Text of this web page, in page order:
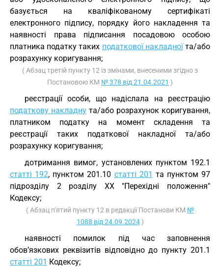
базується на кваліфікованому сертифікаті
електронного підпису, порядку його накладення та
наявності права підписання посадовою особою
платника податку таких податкової накладноїта/або
розрахунку коригування;
( Абзац третій пункту 12 із змінами, внесеними згідно з
Постановою КМ № 378 від 21.04.2021 )
реєстрації особи, що надіслала на реєстрацію
податкову накладну та/або розрахунок коригування,
платником податку на момент складення та
реєстрації таких податкової накладної та/або
розрахунку коригування;
дотримання вимог, установлених пунктом 192.1
статті 192, пунктом 201.10 статті 201 та пунктом 97
підрозділу 2 розділу XX "Перехідні положення"
Кодексу;
( Абзац п'ятий пункту 12 в редакції Постанови КМ №
1088 від 24.09.2024)
наявності помилок під час заповнення
обов’язкових реквізитів відповідно до пункту 201.1
статті 201 Кодексу;